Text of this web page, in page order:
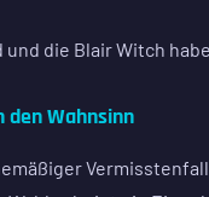
und die Blair Witch
den Wahnsinn